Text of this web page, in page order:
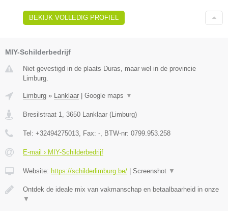
BEKIJK VOLLEDIG PROFIEL
MIY-Schilderbedrijf
Niet gevestigd in de plaats Duras, maar wel in de provincie
Limburg.
Limburg » Lanklaar Google maps ▼
Bresilstraat 1 3650 Lanklaar ( Limburg)
Tel: +32494275013 , Fax: - , BTW-nr: 0799.953.258
E-mail › MIY-Schilderbedrijf
Website: https://schilderlimburg.be/ Screenshot ▼
Ontdek de ideale mix van vakmanschap en betaalbaarheid in onze
▼